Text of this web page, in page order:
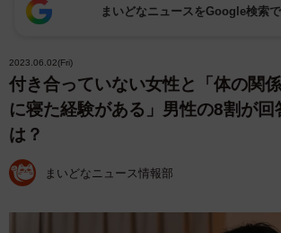
まいどなニュースをGoogle検索
2023.06.02(Fri)
付き合っていない女性と「体の関
に寝た経験がある」男性の8割が
は？
まいどなニュース情報部